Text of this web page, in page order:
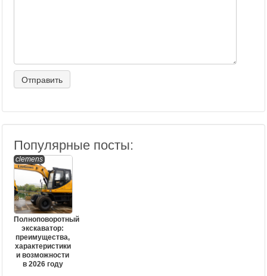
Популярные посты:
clemens
Полноповоротный
экскаватор:
преимущества,
характеристики
и возможности
в 2026 году